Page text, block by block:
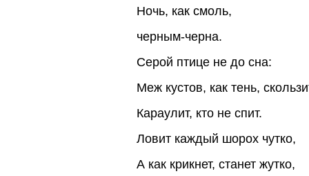
Ночь, как смоль,
черным-черна.
Серой птице не до сна:
Меж кустов, как тень,
Караулит, кто не спит.
Ловит каждый шорох чутко,
А как крикнет, станет жутко,